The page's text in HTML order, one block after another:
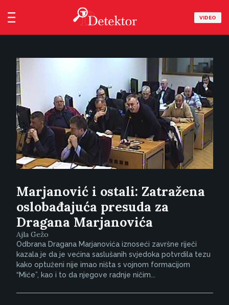
VIDEO
Marjanović i ostali: Zatražena
oslobađajuća presuda za
Dragana Marjanovića
Ajla Gežo
Odbrana Dragana Marjanovića iznoseći završne riječi
kazala je da je većina saslušanih svjedoka potvrdila tezu
kako optuženi nije imao ništa s vojnom formacijom
“Miće”, kao i to da njegove radnje ničim...